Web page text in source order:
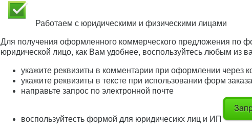
Работаем с юридическими и физическими лицами
Для получения оформленного коммерческого предложения по
юридической лицо, как Вам удобнее, воспользуйтесь любым из
укажите реквизиты в комментарии при оформлении через
укажите реквизиты в тексте при использовании форм
направьте запрос по электронной почте
воспользуйтесть формой для юридичесикх лиц и ИП